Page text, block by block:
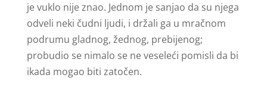
je vuklo nije znao. Jednom je sanjao da su njega
odveli neki čudni ljudi, i držali ga u mračnom
podrumu gladnog, žednog, prebijenog;
probudio se nimalo se ne veseleći pomisli da bi
ikada mogao biti zatočen.